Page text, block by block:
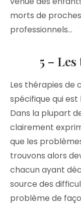
morts de
professionnels…
5 –
Les thérapies de
spécifique qui est
Dans la plupart
clairement
que les
trouvons alors
chacun ayant
source des
problème de